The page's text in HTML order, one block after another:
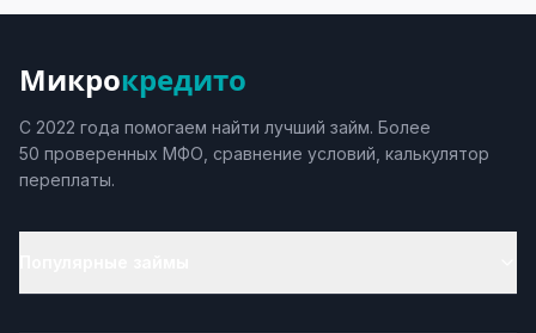
Микрокредито
С 2022 года помогаем найти лучший займ. Более
50 проверенных МФО, сравнение условий, калькулятор
переплаты.